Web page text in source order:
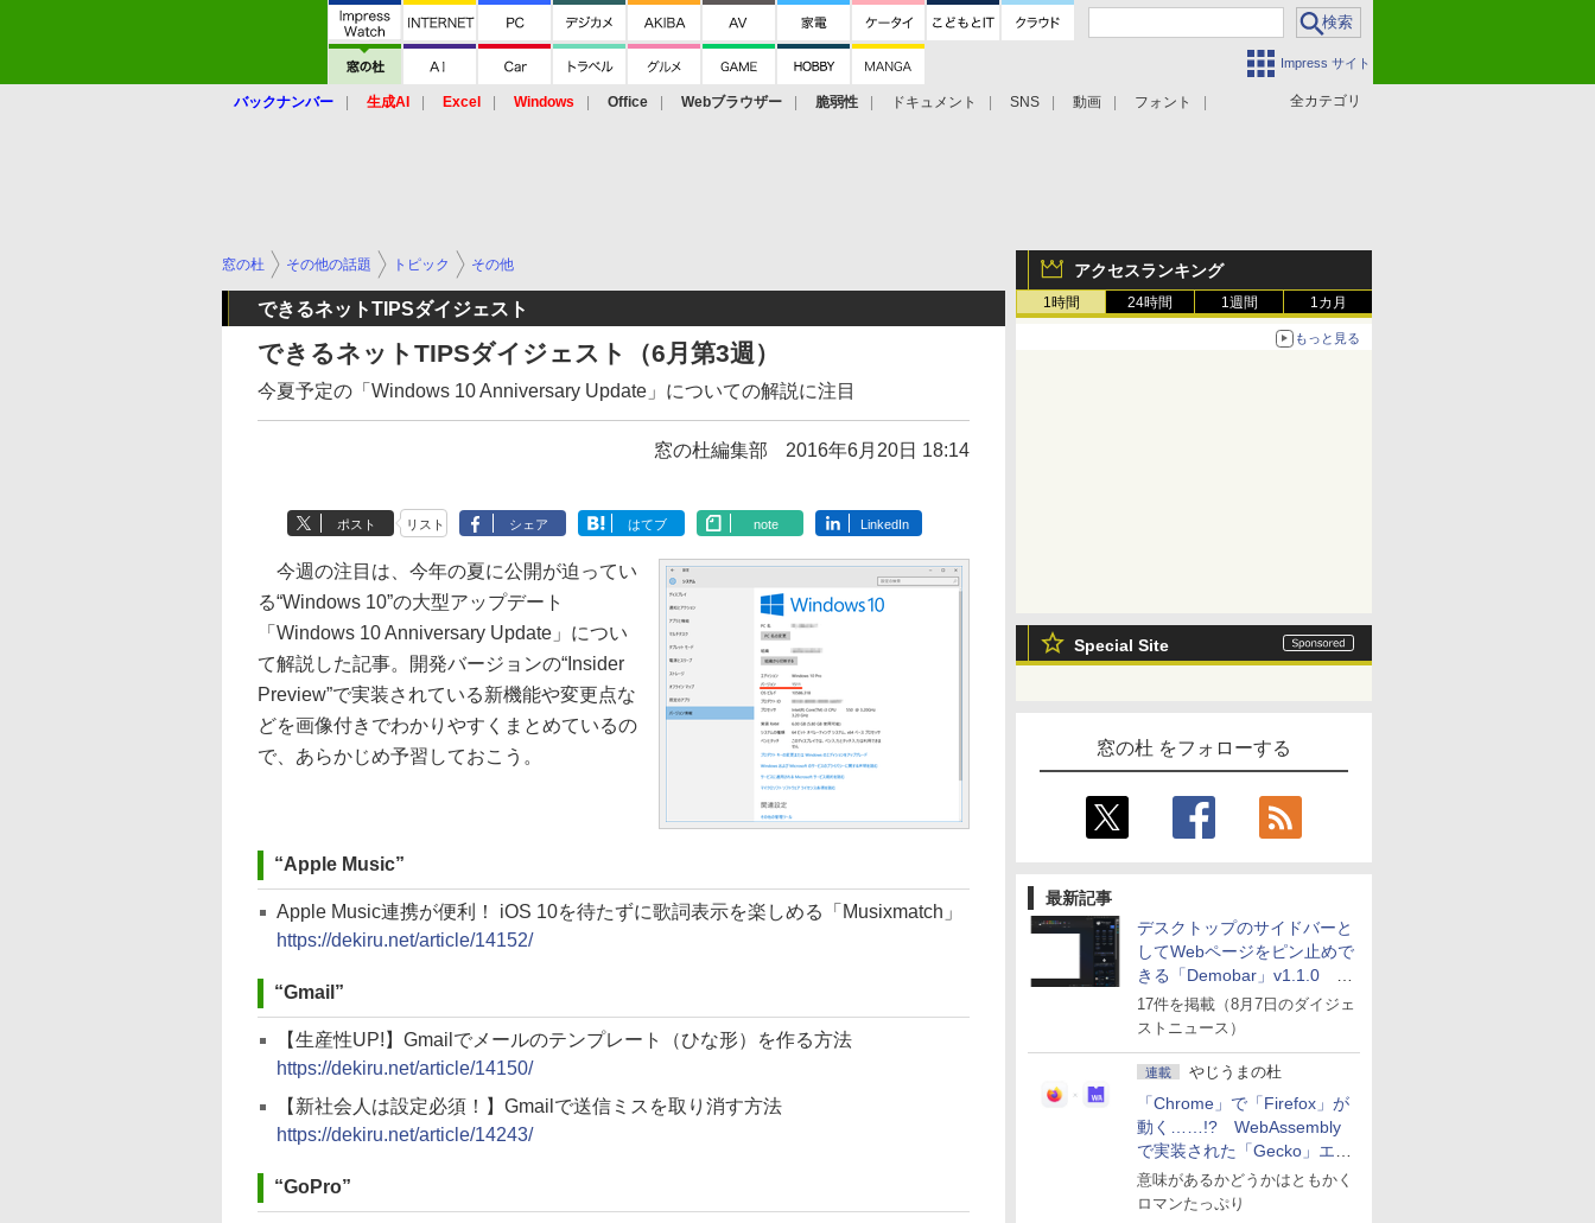
Impress サイト
全カテゴリ
バックナンバー 生成AI Excel Windows Office Webブラウザー 脆弱性 ドキュメント SNS 動画 フォント
アクセスランキング
1時間 24時間 1週間 1カ月
もっと見る
Special Site
窓の杜 をフォローする
最新記事
デスクトップのサイドバーと
してWebページをピン止めで
きる「Demobar」v1.1.0 ほ
か
17件を掲載（8月7日のダイジェ
ストニュース）
連載 やじうまの杜
「Chrome」で「Firefox」が
動く……!? WebAssembly
で実装された「Gecko」エン
ジン
意味があるかどうかはともかく
ロマンたっぷり
窓の杜 その他の話題 トピック その他
できるネットTIPSダイジェスト
できるネットTIPSダイジェスト（6月第3週）
今夏予定の「Windows 10 Anniversary Update」についての解説に注目
窓の杜編集部 2016年6月20日 18:14
ポスト リスト シェア はてブ note LinkedIn
今週の注目は、今年の夏に公開が迫ってい
る“Windows 10”の大型アップデート
「Windows 10 Anniversary Update」につい
て解説した記事。開発バージョンの“Insider
Preview”で実装されている新機能や変更点な
どを画像付きでわかりやすくまとめているの
で、あらかじめ予習しておこう。
“Apple Music”
Apple Music連携が便利！ iOS 10を待たずに歌詞表示を楽しめる「Musixmatch」
https://dekiru.net/article/14152/
“Gmail”
【生産性UP!】Gmailでメールのテンプレート（ひな形）を作る方法
https://dekiru.net/article/14150/
【新社会人は設定必須！】Gmailで送信ミスを取り消す方法
https://dekiru.net/article/14243/
“GoPro”